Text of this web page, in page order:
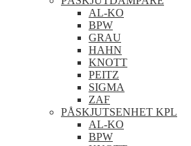
AL-KO
BPW
GRAU
HAHN
KNOTT
PEITZ
SIGMA
ZAF
PÅSKJUTSENHET KPL
AL-KO
BPW